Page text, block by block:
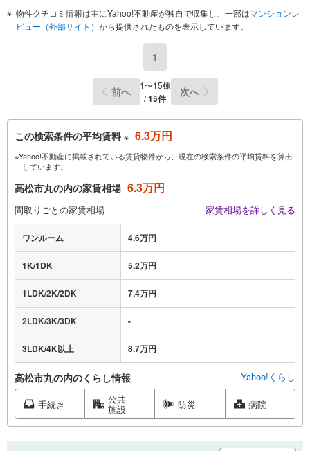
物件クチコミ情報は主にYahoo!不動産が独自で収集し、一部はマンションレ
ビュー（外部サイト） から提供されたものを表示しています。
1
前へ
1〜15棟
/15件 次へ
この検索条件の平均賃料 ※ 6.3万円
※Yahoo!不動産に掲載されている賃貸物件から、現在の検索条件の平均賃料を算出
しています。
高松市丸の内の家賃相場 6.3万円
間取りごとの家賃相場 家賃相場を詳しく見る
ワンルーム 4.6万円
1K/1DK 5.2万円
1LDK/2K/2DK 7.4万円
2LDK/3K/3DK -
3LDK/4K以上 8.7万円
高松市丸の内のくらし情報 Yahoo!くらし
手続き 公共
施設 防災 病院